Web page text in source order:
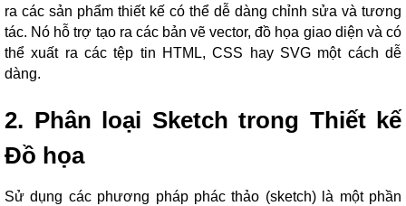
ra các sản phẩm thiết kế có thể dễ dàng chỉnh sửa và tương
tác. Nó hỗ trợ tạo ra các bản vẽ vector, đồ họa giao diện và có
thể xuất ra các tệp tin HTML, CSS hay SVG một cách dễ
dàng.
2. Phân loại Sketch trong Thiết kế
Đồ họa
Sử dụng các phương pháp phác thảo (sketch) là một phần